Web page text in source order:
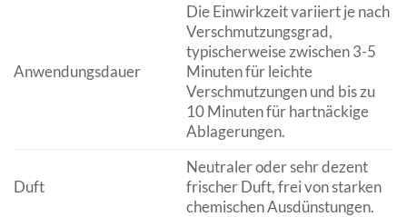
Anwendungsdauer
Die Einwirkzeit variiert je nach
Verschmutzungsgrad,
typischerweise zwischen 3-5
Minuten für leichte
Verschmutzungen und bis zu
10 Minuten für hartnäckige
Ablagerungen.
Duft
Neutraler oder sehr dezent
frischer Duft, frei von starken
chemischen Ausdünstungen.